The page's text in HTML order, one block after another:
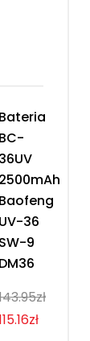
Bateria
BC-
36UV
2500mAh
Baofeng
UV-36
SW-9
DM36